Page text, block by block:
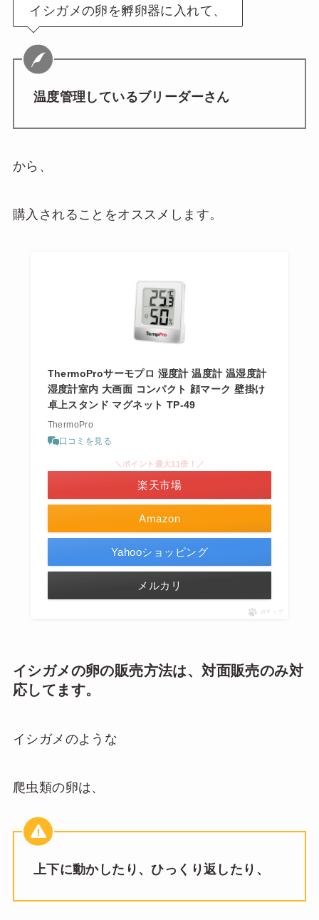
イシガメの卵を孵卵器に入れて、
温度管理しているブリーダーさん
から、
購入されることをオススメします。
ThermoProサーモプロ 湿度計 温度計 温湿度計
湿度計室内 大画面 コンパクト 顔マーク 壁掛け
卓上スタンド マグネット TP-49
ThermoPro
口コミを見る
Amazon
＼ポイント最大11倍！／
楽天市場
Yahooショッピング
メルカリ
ポチップ
イシガメの卵の販売方法は、対面販売のみ対
応してます。
イシガメのような
爬虫類の卵は、
上下に動かしたり、ひっくり返したり、